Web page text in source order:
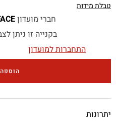
טבלת מידות
חברי מועדוןTHE NORTH FACE
בקנייה זו ניתן לצבור כ-
התחברות למועדון
יתרונות